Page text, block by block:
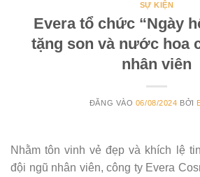
SỰ KIỆN
Evera tổ chức “Ngày
tặng son và nước hoa
nhân viên
ĐĂNG VÀO 06/08/2024 BỞI
Nhằm tôn vinh vẻ đẹp và khích lệ
đội ngũ nhân viên, công ty Evera